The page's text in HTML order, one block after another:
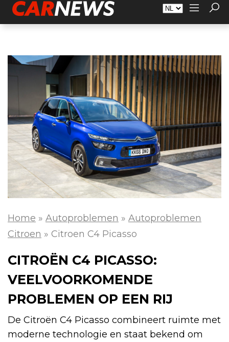
Adverteren Over Carnews.nl Contact
Home » Autoproblemen » Autoproblemen
Citroen » Citroen C4 Picasso
CITROËN C4 PICASSO:
VEELVOORKOMENDE
PROBLEMEN OP EEN RIJ
De Citroën C4 Picasso combineert ruimte met
moderne technologie en staat bekend om